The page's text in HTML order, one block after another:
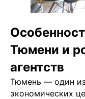
Тюмени и
агентств
Тюмень — один
экономических